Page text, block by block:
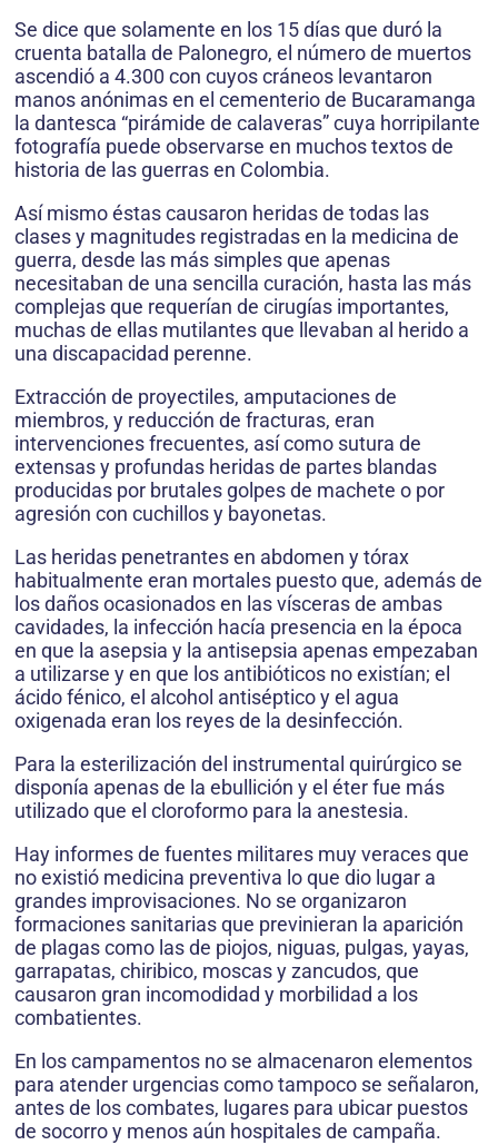
Se dice que solamente en los 15 días que duró la
cruenta batalla de Palonegro, el número de muertos
ascendió a 4.300 con cuyos cráneos levantaron
manos anónimas en el cementerio de Bucaramanga
la dantesca “pirámide de calaveras” cuya horripilante
fotografía puede observarse en muchos textos de
historia de las guerras en Colombia.
Así mismo éstas causaron heridas de todas las
clases y magnitudes registradas en la medicina de
guerra, desde las más simples que apenas
necesitaban de una sencilla curación, hasta las más
complejas que requerían de cirugías importantes,
muchas de ellas mutilantes que llevaban al herido a
una discapacidad perenne.
Extracción de proyectiles, amputaciones de
miembros, y reducción de fracturas, eran
intervenciones frecuentes, así como sutura de
extensas y profundas heridas de partes blandas
producidas por brutales golpes de machete o por
agresión con cuchillos y bayonetas.
Las heridas penetrantes en abdomen y tórax
habitualmente eran mortales puesto que, además de
los daños ocasionados en las vísceras de ambas
cavidades, la infección hacía presencia en la época
en que la asepsia y la antisepsia apenas empezaban
a utilizarse y en que los antibióticos no existían; el
ácido fénico, el alcohol antiséptico y el agua
oxigenada eran los reyes de la desinfección.
Para la esterilización del instrumental quirúrgico se
disponía apenas de la ebullición y el éter fue más
utilizado que el cloroformo para la anestesia.
Hay informes de fuentes militares muy veraces que
no existió medicina preventiva lo que dio lugar a
grandes improvisaciones. No se organizaron
formaciones sanitarias que previnieran la aparición
de plagas como las de piojos, niguas, pulgas, yayas,
garrapatas, chiribico, moscas y zancudos, que
causaron gran incomodidad y morbilidad a los
combatientes.
En los campamentos no se almacenaron elementos
para atender urgencias como tampoco se señalaron,
antes de los combates, lugares para ubicar puestos
de socorro y menos aún hospitales de campaña.